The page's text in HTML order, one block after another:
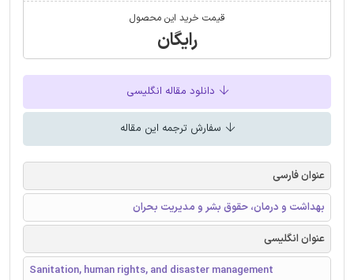
قیمت خرید این محصول
رایگان
دانلود مقاله انگلیسی
سفارش ترجمه این مقاله
عنوان فارسی
بهداشت و درمان، حقوق بشر و مدیریت بحران
عنوان انگلیسی
Sanitation, human rights, and disaster management